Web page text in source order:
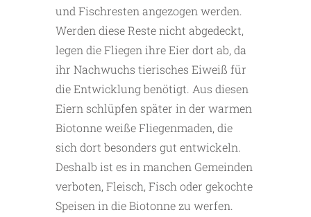
und Fischresten angezogen werden.
Werden diese Reste nicht abgedeckt,
legen die Fliegen ihre Eier dort ab, da
ihr Nachwuchs tierisches Eiweiß für
die Entwicklung benötigt. Aus diesen
Eiern schlüpfen später in der warmen
Biotonne weiße Fliegenmaden, die
sich dort besonders gut entwickeln.
Deshalb ist es in manchen Gemeinden
verboten, Fleisch, Fisch oder gekochte
Speisen in die Biotonne zu werfen.